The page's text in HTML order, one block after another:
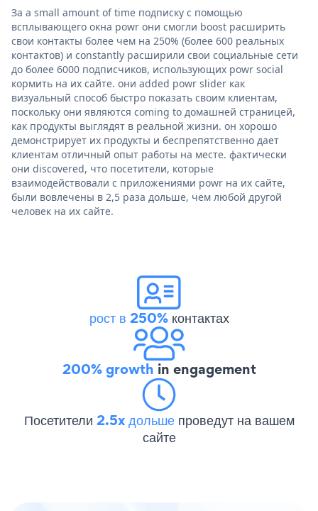
За a small amount of time подписку с помощью
всплывающего окна powr они смогли boost расширить
свои контакты более чем на 250% (более 600 реальных
контактов) и constantly расширили свои социальные сети
до более 6000 подписчиков, использующих powr social
кормить на их сайте. они added powr slider как
визуальный способ быстро показать своим клиентам,
поскольку они являются coming to домашней страницей,
как продукты выглядят в реальной жизни. он хорошо
демонстрирует их продукты и беспрепятственно дает
клиентам отличный опыт работы на месте. фактически
они discovered, что посетители, которые
взаимодействовали с приложениями powr на их сайте,
были вовлечены в 2,5 раза дольше, чем любой другой
человек на их сайте.
рост в 250%контактах
200% growth in engagement
Посетители 2.5x дольше проведут на вашем
сайте